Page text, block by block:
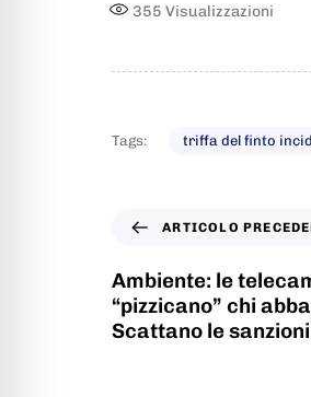
355 Visualizzazioni
Tags: triffa del finto
ARTICOLO
Ambiente: le
“pizzicano” chi
Scattano le